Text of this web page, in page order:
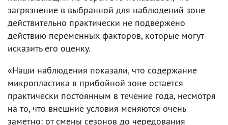
загрязнение в выбранной для наблюдений зоне
действительно практически не подвержено
действию переменных факторов, которые могут
исказить его оценку.
«Наши наблюдения показали, что содержание
микропластика в прибойной зоне остается
практически постоянным в течение года, несмотря
на то, что внешние условия меняются очень
заметно: от смены сезонов до чередования